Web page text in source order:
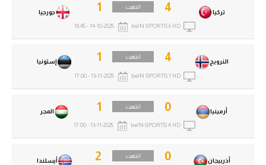
أذربيجان 0 انتهت
أيسلندا 2
أرمينيا 0 انتهت
المجر 1
beIN SPORTS 4 HD
13-11-2025 - 17:00
النرويج 4 انتهت
إستونيا 1
beIN SPORTS 1 HD
13-11-2025 - 17:00
تركيا 4 انتهت
جورجيا 1
beIN SPORTS 6 HD
14-10-2025 - 18:45